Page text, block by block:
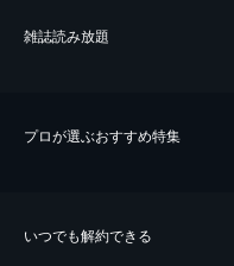
雑誌読み放題
プロが選ぶおすすめ特集
いつでも解約できる